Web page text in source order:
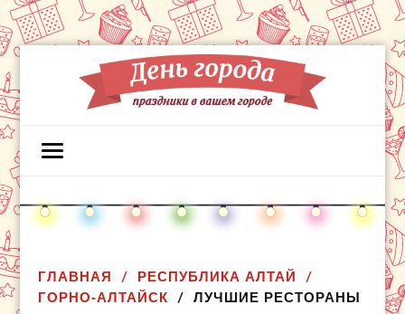
ГЛАВНАЯ
РЕСПУБЛИКА АЛТАЙ
ГОРНО-АЛТАЙСК
ЛУЧШИЕ РЕСТОРАНЫ